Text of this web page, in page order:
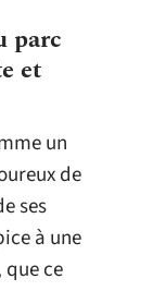
parc
et
un
de
ses
à une
que ce